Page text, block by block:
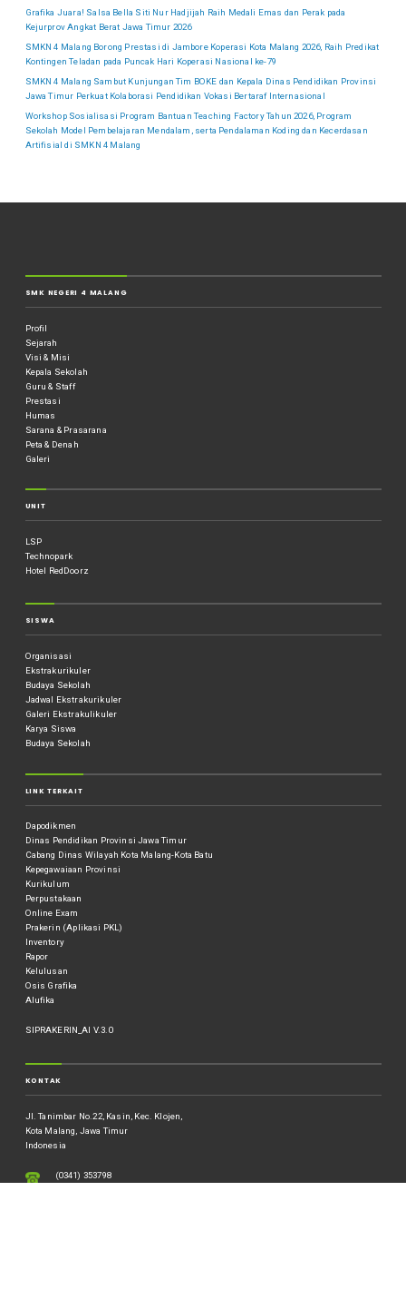
Grafika Juara! Salsa Bella Siti Nur Hadjijah Raih Medali Emas dan Perak pada
Kejurprov Angkat Berat Jawa Timur 2026
SMKN 4 Malang Borong Prestasi di Jambore Koperasi Kota Malang 2026, Raih Predikat
Kontingen Teladan pada Puncak Hari Koperasi Nasional ke-79
SMKN 4 Malang Sambut Kunjungan Tim BOKE dan Kepala Dinas Pendidikan Provinsi
Jawa Timur Perkuat Kolaborasi Pendidikan Vokasi Bertaraf Internasional
Workshop Sosialisasi Program Bantuan Teaching Factory Tahun 2026, Program
Sekolah Model Pembelajaran Mendalam, serta Pendalaman Koding dan Kecerdasan
Artifisial di SMKN 4 Malang
SMK NEGERI 4 MALANG
Profil
Sejarah
Visi & Misi
Kepala Sekolah
Guru & Staff
Prestasi
Humas
Sarana & Prasarana
Peta & Denah
Galeri
UNIT
LSP
Technopark
Hotel RedDoorz
SISWA
Organisasi
Ekstrakurikuler
Budaya Sekolah
Jadwal Ekstrakurikuler
Galeri Ekstrakulikuler
Karya Siswa
Budaya Sekolah
LINK TERKAIT
Dapodikmen
Dinas Pendidikan Provinsi Jawa Timur
Cabang Dinas Wilayah Kota Malang-Kota Batu
Kepegawaiaan Provinsi
Kurikulum
Perpustakaan
Online Exam
Prakerin (Aplikasi PKL)
Inventory
Rapor
Kelulusan
Osis Grafika
Alufika
SIPRAKERIN_AI V.3.0
KONTAK
Jl. Tanimbar No.22, Kasin, Kec. Klojen,
Kota Malang, Jawa Timur
Indonesia
(0341) 353798